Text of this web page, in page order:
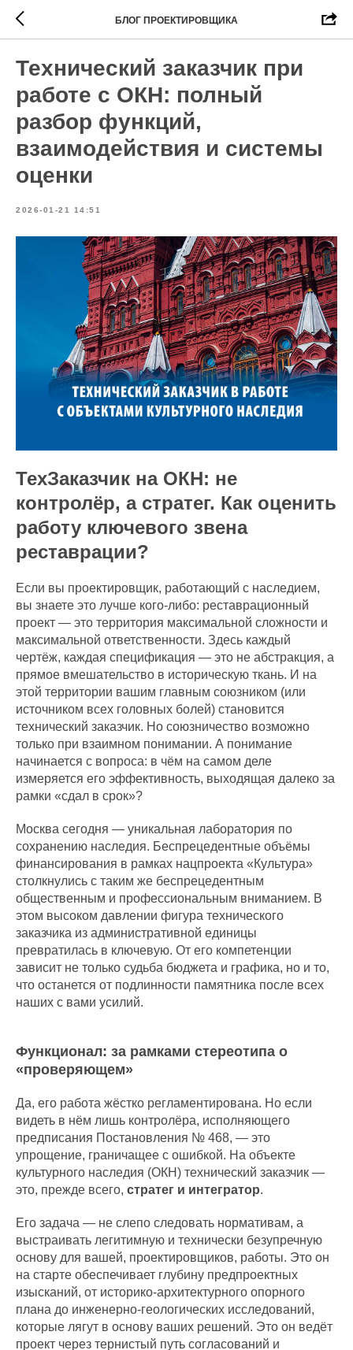
БЛОГ ПРОЕКТИРОВЩИКА
Технический заказчик при
работе с ОКН: полный
разбор функций,
взаимодействия и системы
оценки
2026-01-21 14:51
ТехЗаказчик на ОКН: не
контролёр, а стратег. Как оценить
работу ключевого звена
реставрации?
Если вы проектировщик, работающий с наследием,
вы знаете это лучше кого-либо: реставрационный
проект — это территория максимальной сложности и
максимальной ответственности. Здесь каждый
чертёж, каждая спецификация — это не абстракция, а
прямое вмешательство в историческую ткань. И на
этой территории вашим главным союзником (или
источником всех головных болей) становится
технический заказчик. Но союзничество возможно
только при взаимном понимании. А понимание
начинается с вопроса: в чём на самом деле
измеряется его эффективность, выходящая далеко за
рамки «сдал в срок»?
Москва сегодня — уникальная лаборатория по
сохранению наследия. Беспрецедентные объёмы
финансирования в рамках нацпроекта «Культура»
столкнулись с таким же беспрецедентным
общественным и профессиональным вниманием. В
этом высоком давлении фигура технического
заказчика из административной единицы
превратилась в ключевую. От его компетенции
зависит не только судьба бюджета и графика, но и то,
что останется от подлинности памятника после всех
наших с вами усилий.
Функционал: за рамками стереотипа о
«проверяющем»
Да, его работа жёстко регламентирована. Но если
видеть в нём лишь контролёра, исполняющего
предписания Постановления № 468, — это
упрощение, граничащее с ошибкой. На объекте
культурного наследия (ОКН) технический заказчик —
это, прежде всего, стратег и интегратор.
Его задача — не слепо следовать нормативам, а
выстраивать легитимную и технически безупречную
основу для вашей, проектировщиков, работы. Это он
на старте обеспечивает глубину предпроектных
изысканий, от историко-архитектурного опорного
плана до инженерно-геологических исследований,
которые лягут в основу ваших решений. Это он ведёт
проект через тернистый путь согласований и